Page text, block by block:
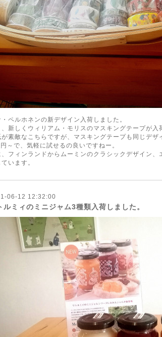
・ペルホネンの新デザイン入荷しました。
、新しくウィリアム・モリスのマスキングテープが入
が素敵なこちらですが、マスキングテープも同じデザ
～で、気軽に試せるの良いですねー。
、フィンランドからムーミンのクラシックデザイン
います。
06-12 12:32:00
ルミィのミニジャム3種類入荷しました。